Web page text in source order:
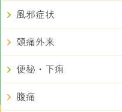
風邪症状
頭痛外来
便秘・下痢
腹痛